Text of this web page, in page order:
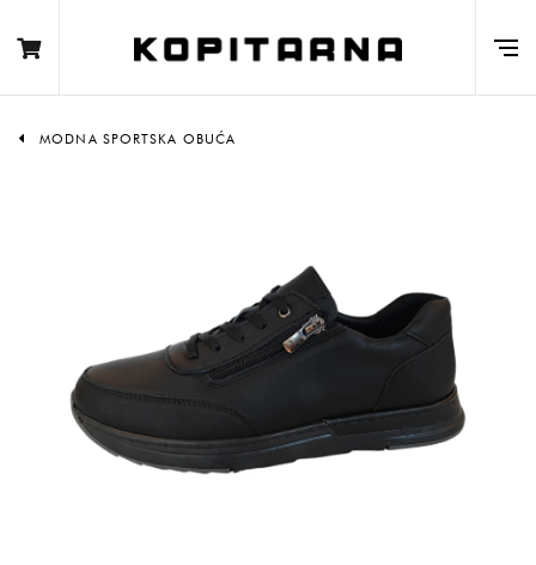
MODNA SPORTSKA OBUĆA